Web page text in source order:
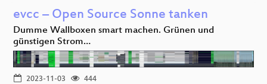
evcc – Open Source Sonne tanken
Dumme Wallboxen smart machen. Grünen und
günstigen Strom…
2023-11-03
444